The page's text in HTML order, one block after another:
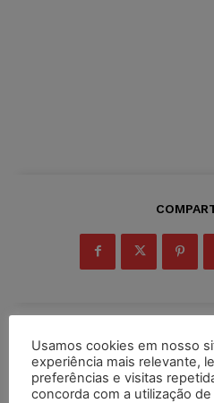
Inscreva-se
Usamos cookies em nosso
experiência mais relevante,
preferências e visitas
concorda com a utilização